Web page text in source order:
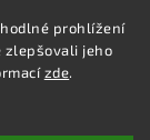
prohlížení
zlepšovali jeho
zde.
Hledat